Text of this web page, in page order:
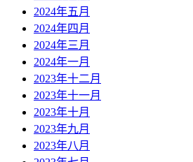
2024年五月
2024年四月
2024年三月
2024年一月
2023年十二月
2023年十一月
2023年十月
2023年九月
2023年八月